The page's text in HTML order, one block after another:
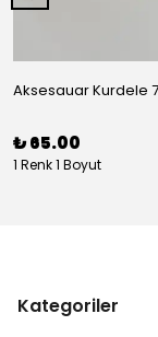
₺ 65.00
1 Renk 1 Boyut
Kategoriler